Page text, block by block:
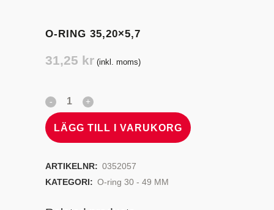
O-RING 35,20×5,7
31,25 kr (inkl. moms)
LÄGG TILL I VARUKORG
ARTIKELNR: 0352057
KATEGORI: O-ring 30 - 49 MM